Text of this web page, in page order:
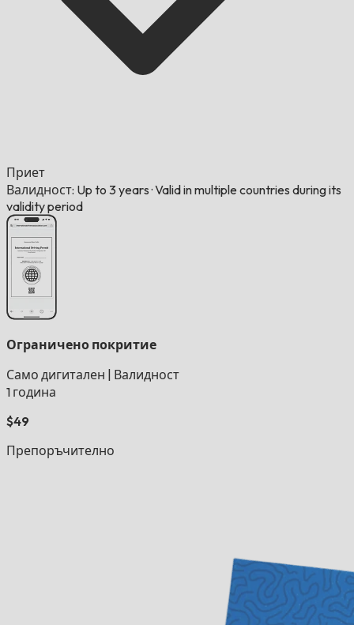
Приет
Валидност: Up to 3 years ·Valid in multiple countries during its
validity period
Ограничено покритие
Само дигитален
Валидност
1 година
$49
Препоръчително